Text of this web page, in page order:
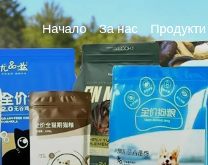
Начало За нас Продукти